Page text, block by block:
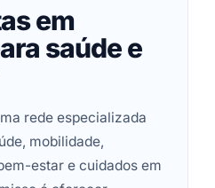
em
saúde e
rede especializada
mobilidade,
estar e cuidados em